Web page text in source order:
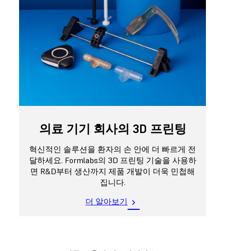
의료 기기 회사의 3D 프린팅
혁신적인 솔루션을 환자의 손 안에 더 빠르게 전
달하세요. Formlabs의 3D 프린팅 기술을 사용하
면 R&D부터 생산까지 제품 개발이 더욱 민첩해
집니다.
더 알아보기